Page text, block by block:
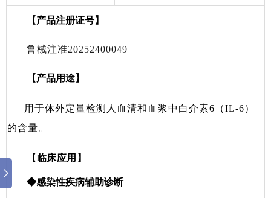
【产品注册证号】
鲁械注准20252400049
【产品用途】
用于体外定量检测人血清和血浆中白介素6（IL-6）
的含量。
【临床应用】
◆感染性疾病辅助诊断